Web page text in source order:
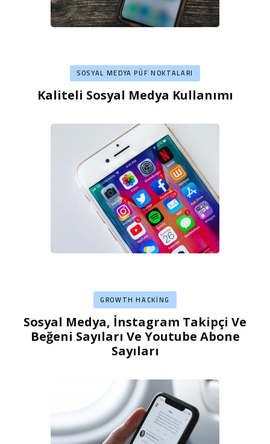
SOSYAL MEDYA PÜF NOKTALARI
Kaliteli Sosyal Medya Kullanımı
GROWTH HACKING
Sosyal Medya, İnstagram Takipçi Ve
Beğeni Sayıları Ve Youtube Abone
Sayıları